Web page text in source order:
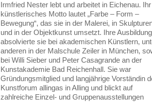
Irmfried Nester lebt und arbeitet in Eichenau. Ihr
künstlerisches Motto lautet „Farbe – Form –
Bewegung“, das sie in der Malerei, in
und in der Objektkunst umsetzt. Ihre Ausbildung
absolvierte sie bei akademischen Künstlern,
anderen in der Malschule Zeiler in München,
bei Willi Sieber und Peter Casagrande an der
Kunstakademie Bad Reichenhall. Sie war
Gründungsmitglied und langjährige Vorständin
Kunstforum allingas in Alling und blickt auf
zahlreiche Einzel- und Gruppenausstellungen